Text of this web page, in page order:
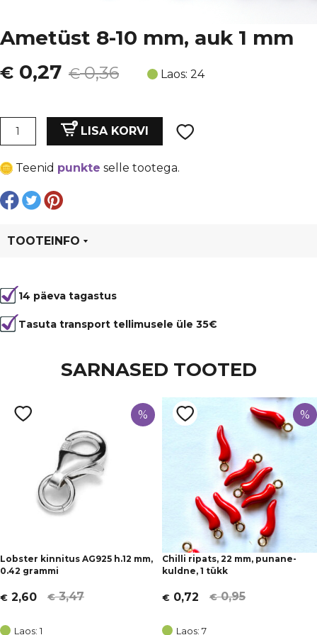
Ametüst 8-10 mm, auk 1 mm
€0,36
Algne
oli:
€ 0,36.
€ 0,27
Current
is:
€ 0,27.
Laos: 24
Ametüst
mm,
auk
1
kogus
LISA KORVI
Teenid punkte selle tootega.
TOOTEINFO
Värvus
Lilla
Kuju
ovaal
Ametüst
14 päeva tagastus
Tasuta transport tellimusele üle 35€
SARNASED TOOTED
%
Lobster kinnitus AG925 h.12 mm,
0.42 grammi
€3,47
Algne
€ 2,60
Current
Laos: 1
%
Chilli ripats, 22 mm, punane-
kuldne, 1 tükk
€0,95
Algne
€ 0,72
Current
Laos: 7